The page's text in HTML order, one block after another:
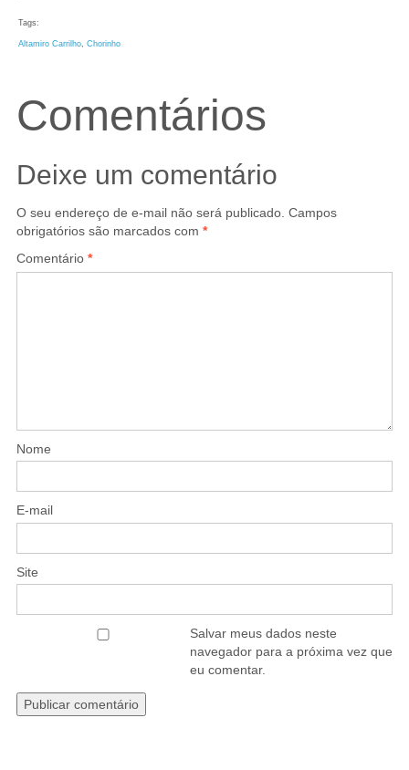
Tags:
Altamiro Carrilho Chorinho
Comentários
Deixe um comentário
O seu endereço de e-mail não será publicado. Campos
obrigatórios são marcados com *
Comentário *
Nome
E-mail
Site
Salvar meus dados neste
navegador para a próxima vez que
eu comentar.